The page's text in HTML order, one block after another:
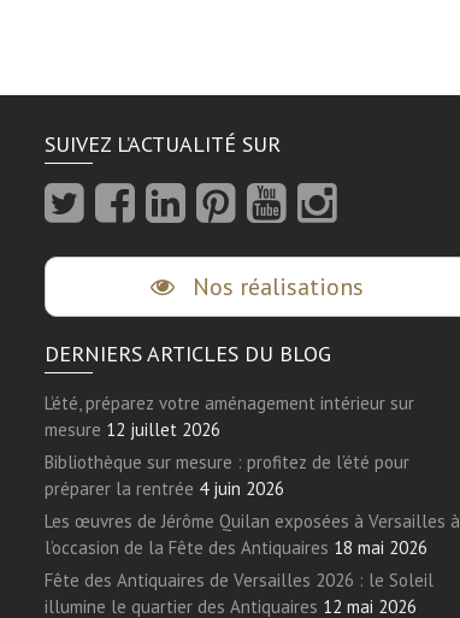
SUIVEZ L’ACTUALITÉ SUR
Nos réalisations
DERNIERS ARTICLES DU BLOG
L’été, préparez votre aménagement intérieur sur
mesure 12 juillet 2026
Bibliothèque sur mesure : profitez de l’été pour
préparer la rentrée 4 juin 2026
Les œuvres de Jérôme Quilan exposées à Versailles à
l’occasion de la Fête des Antiquaires 18 mai 2026
Fête des Antiquaires de Versailles 2026 : le Soleil
illumine le quartier des Antiquaires 12 mai 2026